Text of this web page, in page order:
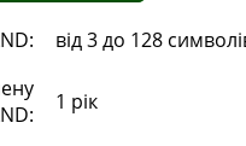
від 3 до 128
1 рік